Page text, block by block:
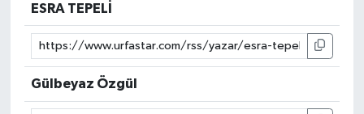
ESRA TEPELİ
Gülbeyaz Özgül